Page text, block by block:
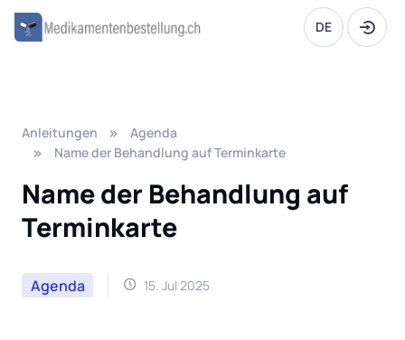
DE
Anleitungen
Agenda
Name der Behandlung auf Terminkarte
Name der Behandlung auf
Terminkarte
Agenda 15. Jul 2025